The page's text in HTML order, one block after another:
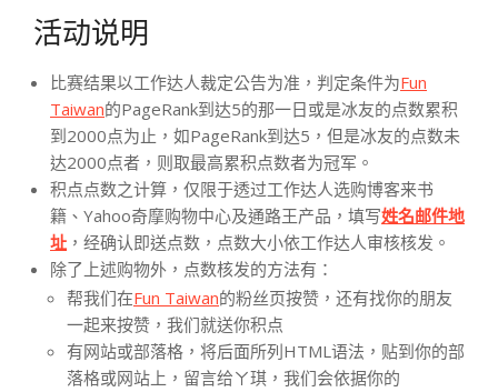
活动说明
比赛结果以工作达人裁定公告为准，判定条件为Fun
Taiwan的PageRank到达5的那一日或是冰友的点数累积
到2000点为止，如PageRank到达5，但是冰友的点数未
达2000点者，则取最高累积点数者为冠军。
积点点数之计算，仅限于透过工作达人选购博客来书
籍、Yahoo奇摩购物中心及通路王产品，填写姓名邮件地
址 ，经确认即送点数，点数大小依工作达人审核核发。
除了上述购物外，点数核发的方法有：
帮我们在Fun Taiwan的粉丝页按赞，还有找你的朋友
一起来按赞，我们就送你积点
有网站或部落格，将后面所列HTML语法，贴到你的部
落格或网站上，留言给ㄚ琪，我们会依据你的